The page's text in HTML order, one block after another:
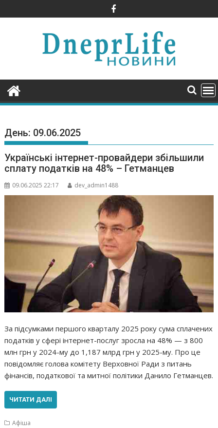
to
День: 09.06.2025
Українські інтернет-провайдери збільшили
сплату податків на 48% – Гетманцев
09.06.2025 22:17 dev_admin1488
За підсумками першого кварталу 2025 року сума сплачених
податків у сфері інтернет-послуг зросла на 48% — з 800
млн грн у 2024-му до 1,187 млрд грн у 2025-му. Про це
повідомляє голова комітету Верховної Ради з питань
фінансів, податкової та митної політики Данило Гетманцев.
ЧИТАТИ ДАЛІ
Афіша